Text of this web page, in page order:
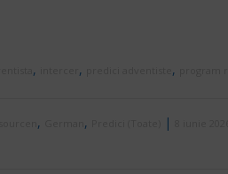
, , ,
, , |